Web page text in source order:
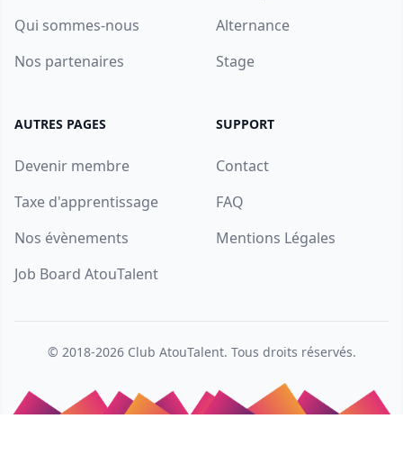
Qui sommes-nous
Nos partenaires
Alternance
Stage
AUTRES PAGES
Devenir membre
Taxe d'apprentissage
Nos évènements
Job Board AtouTalent
SUPPORT
Contact
FAQ
Mentions Légales
© 2018-2026 Club AtouTalent. Tous droits réservés.